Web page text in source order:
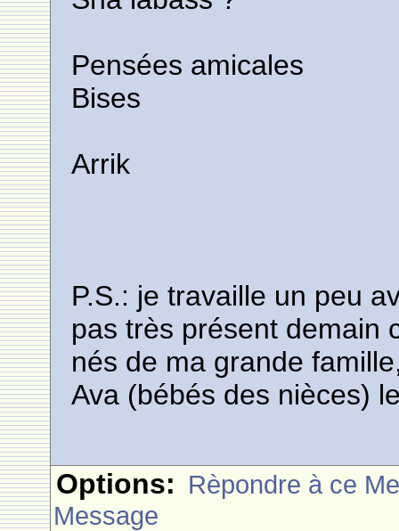
Pensées amicales
Bises
Arrik
P.S.: je travaille un peu
pas très présent demain
nés de ma grande
Ava (bébés des nièces)
Options: Rèpondre à ce
Message